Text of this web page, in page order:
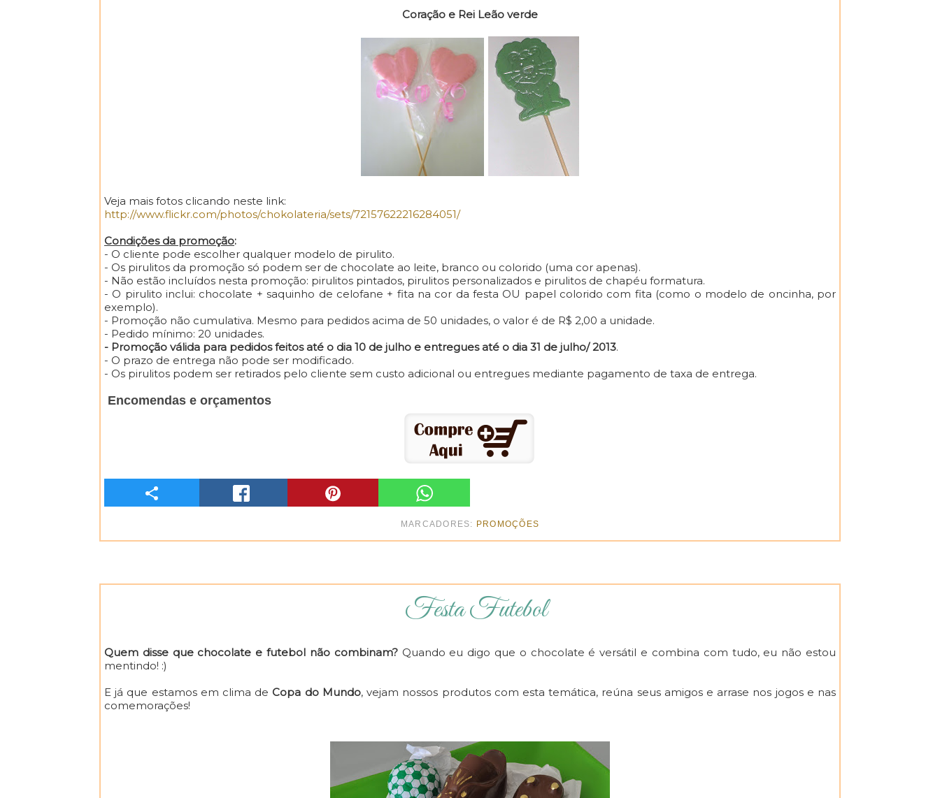
Coração e Rei Leão verde
Veja mais fotos clicando neste link:
http://www.flickr.com/photos/chokolateria/sets/72157622216284051/
Condições da promoção:
- O cliente pode escolher qualquer modelo de pirulito.
- Os pirulitos da promoção só podem ser de chocolate ao leite, branco ou colorido (uma cor apenas).
- Não estão incluídos nesta promoção: pirulitos pintados, pirulitos personalizados e pirulitos de chapéu formatura.
- O pirulito inclui: chocolate + saquinho de celofane + fita na cor da festa OU papel colorido com fita (como o modelo de oncinha, por
exemplo).
- Promoção não cumulativa. Mesmo para pedidos acima de 50 unidades, o valor é de R$ 2,00 a unidade.
- Pedido mínimo: 20 unidades.
- Promoção válida para pedidos feitos até o dia 10 de julho e entregues até o dia 31 de julho/ 2013.
- O prazo de entrega não pode ser modificado.
- Os pirulitos podem ser retirados pelo cliente sem custo adicional ou entregues mediante pagamento de taxa de entrega.
Encomendas e orçamentos
T
I
MARCADORES: PROMOÇÕES
Festa Futebol
Quem disse que chocolate e futebol não combinam?Quando eu digo que o chocolate é versátil e combina com tudo, eu não estou
mentindo! :)
E já que estamos em clima de Copa do Mundo, vejam nossos produtos com esta temática, reúna seus amigos e arrase nos jogos e nas
comemorações!